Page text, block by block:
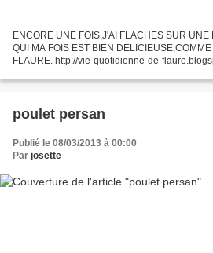
ENCORE UNE FOIS,J'AI FLACHES SUR
QUI MA FOIS EST BIEN
FLAURE. http://vie-quotidienne-de-
VERT 2 COURGETTES...
poulet persan
Publié le 08/03/2013 à 00:00
Par josette